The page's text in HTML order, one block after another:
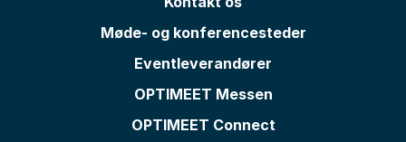
Møde- og konferencesteder
Eventleverandører
OPTIMEET Messen
OPTIMEET Connect